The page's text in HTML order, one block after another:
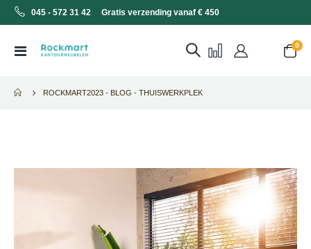
045 - 572 31 42 Gratis verzending vanaf € 450
Toggle
Cart
0
ROCKMART2023 - BLOG - THUISWERKPLEK